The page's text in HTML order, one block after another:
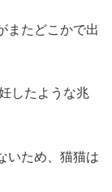
またどこかで出
したような兆
いため、猫猫は